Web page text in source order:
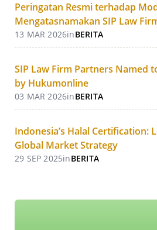
Peringatan Resmi terhadap
Mengatasnamakan SIP Law
13 MAR 2026inBERITA
SIP Law Firm Partners Named
by Hukumonline
03 MAR 2026inBERITA
Indonesia’s Halal Certification:
Global Market Strategy
29 SEP 2025inBERITA